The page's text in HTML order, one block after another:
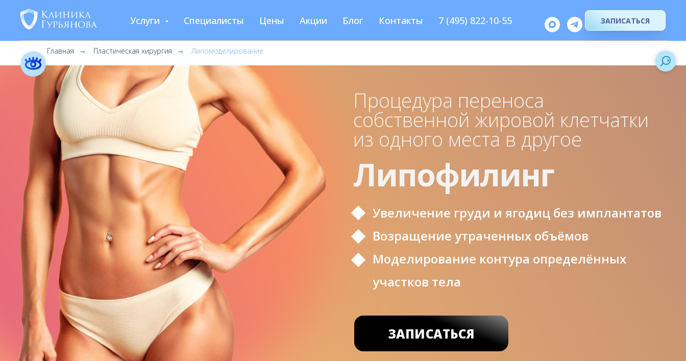
Услуги Специалисты Цены Акции Блог Контакты 7 (495) 822-10-55 ЗАПИСАТЬСЯ
Главная → Пластическая хирургия → Липомоделирование
ЗАПИСАТЬСЯ
Липофилинг
Процедура переноса
собственной жировой клетчатки
из одного места в другое
Увеличение груди и ягодиц без имплантатов
Возращение утраченных объёмов
Моделирование контура определённых
участков тела